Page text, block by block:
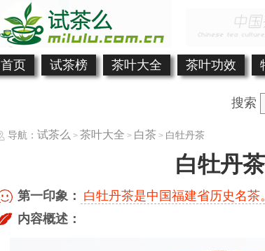
首页 试茶榜 茶叶大全 茶叶功效
搜索
导航： 试茶么 > 茶叶大全 > 白茶 > 白牡丹茶
白牡丹茶
第一印象： 白牡丹茶是中国福建省历史名茶。
内容概述：